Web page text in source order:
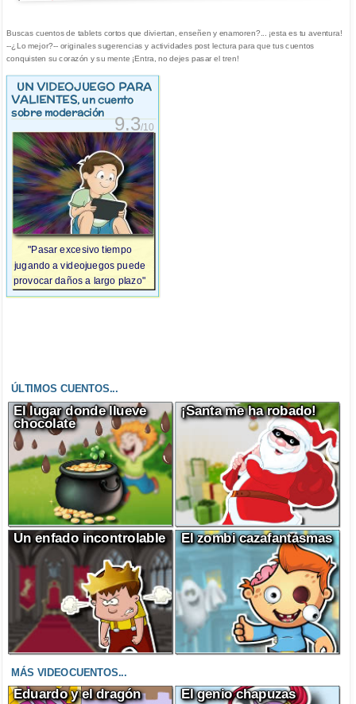
Buscas cuentos de tablets cortos que diviertan, enseñen y enamoren?... ¡esta es tu aventura!
--¿Lo mejor?-- originales sugerencias y actividades post lectura para que tus cuentos
conquisten su corazón y su mente ¡Entra, no dejes pasar el tren!
UN VIDEOJUEGO PARA
VALIENTES, un cuento
sobre moderación
9.3/10
"Pasar excesivo tiempo
jugando a videojuegos puede
provocar daños a largo plazo"
ÚLTIMOS CUENTOS...
El lugar donde llueve
chocolate
¡Santa me ha robado!
Un enfado incontrolable El zombi cazafantasmas
MÁS VIDEOCUENTOS...
Eduardo y el dragón El genio chapuzas